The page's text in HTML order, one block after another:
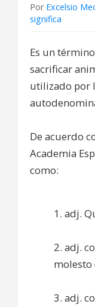
Por Excelsio
significa
Es un
sacrificar
utilizado por
De acuerdo
Academia
como:
1. adj.
2. adj.
molesto
3. adj.